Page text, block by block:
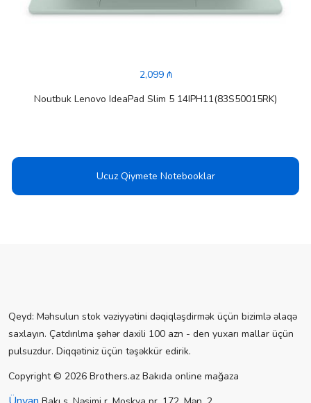
2,099 ₼
Noutbuk Lenovo IdeaPad Slim 5 14IPH11(83S50015RK)
Ucuz Qiymete Notebooklar
Qeyd: Məhsulun stok vəziyyətini dəqiqləşdirmək üçün bizimlə əlaqə
saxlayın. Çatdırılma şəhər daxili 100 azn - den yuxarı mallar üçün
pulsuzdur. Diqqətiniz üçün təşəkkür edirik.
Copyright © 2026 Brothers.az Bakıda online mağaza